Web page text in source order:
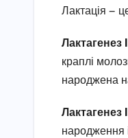
Лактація —
Лактагенез I
краплі
народжена
Лактагенез II
народження